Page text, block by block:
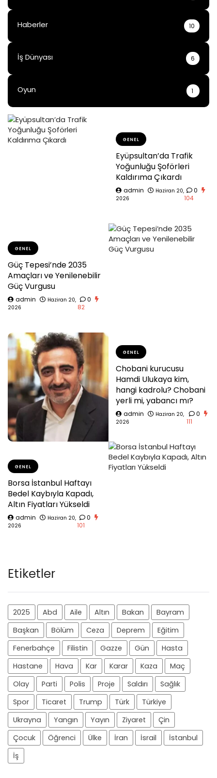
Haberler 10
İş Dünyası 6
Oyun 1
GENEL
Eyüpsultan’da Trafik
Yoğunluğu Şoförleri
Kaldırıma Çıkardı
admin
Haziran 20,
2026
0
104
GENEL
Güç Tepesi’nde 2035
Amaçları ve Yenilenebilir
Güç Vurgusu
admin
Haziran 20,
2026
0
82
GENEL
Chobani kurucusu
Hamdi Ulukaya kim,
hangi kadrolu? Chobani
yerli mi, yabancı mı?
admin
Haziran 20,
2026
0
111
GENEL
Borsa İstanbul Haftayı
Bedel Kaybıyla Kapadı,
Altın Fiyatları Yükseldi
admin
Haziran 20,
2026
0
101
Etiketler
2025 Abd Aile Altın Bakan
Bayram
Başkan
Bölüm Ceza Deprem
Eğitim
Fenerbahçe
Filistin Gazze Gün
Hasta
Hastane
Hava Kar Karar Kaza
Maç
Olay
Parti Polis Proje Saldırı
Sağlık
Spor
Ticaret Trump Türk
Türkiye
Ukrayna
Yangın Yayın Ziyaret
Çin
Çocuk
Öğrenci Ülke İran İsrail
İstanbul
İş